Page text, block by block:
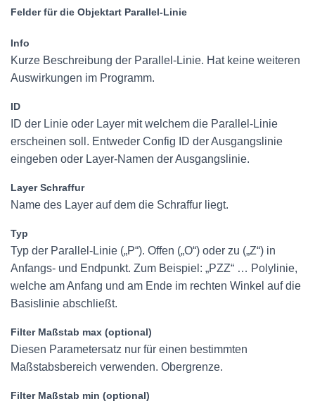
Felder für die Objektart Parallel-Linie
Info
Kurze Beschreibung der Parallel-Linie. Hat keine weiteren
Auswirkungen im Programm.
ID
ID der Linie oder Layer mit welchem die Parallel-Linie
erscheinen soll. Entweder Config ID der Ausgangslinie
eingeben oder Layer-Namen der Ausgangslinie.
Layer Schraffur
Name des Layer auf dem die Schraffur liegt.
Typ
Typ der Parallel-Linie („P“). Offen („O“) oder zu („Z“) in
Anfangs- und Endpunkt. Zum Beispiel: „PZZ“ … Polylinie,
welche am Anfang und am Ende im rechten Winkel auf die
Basislinie abschließt.
Filter Maßstab max (optional)
Diesen Parametersatz nur für einen bestimmten
Maßstabsbereich verwenden. Obergrenze.
Filter Maßstab min (optional)